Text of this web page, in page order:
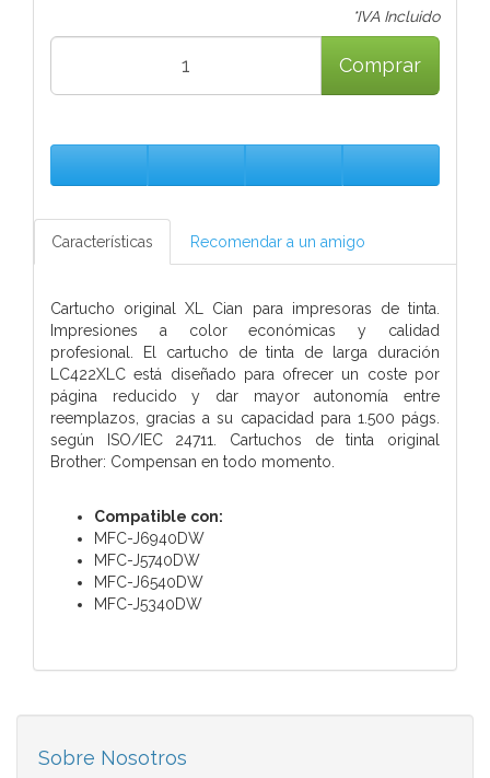
*IVA Incluido
Comprar
Características Recomendar a un amigo
Cartucho original XL Cian para impresoras de tinta.
Impresiones a color económicas y calidad
profesional. El cartucho de tinta de larga duración
LC422XLC está diseñado para ofrecer un coste por
página reducido y dar mayor autonomía entre
reemplazos, gracias a su capacidad para 1.500 págs.
según ISO/IEC 24711. Cartuchos de tinta original
Brother: Compensan en todo momento.
Compatible con:
MFC-J6940DW
MFC-J5740DW
MFC-J6540DW
MFC-J5340DW
Sobre Nosotros